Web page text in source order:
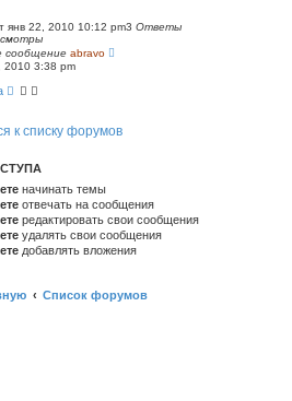
янв 22, 2010 10:12 pm3 Ответы
сообщение abravo
3:38 pm
к списку форумов
начинать темы
отвечать на сообщения
редактировать свои сообщения
удалять свои сообщения
добавлять вложения
Список форумов